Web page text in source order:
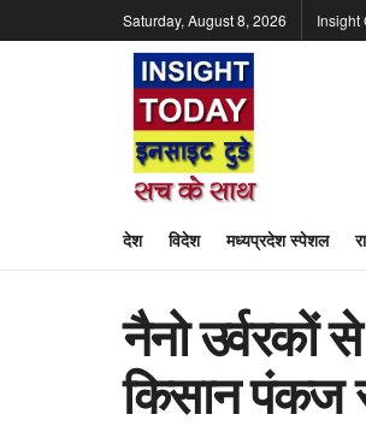
Saturday, August 8, 2026 Insight
देश विदेश मध्यप्रदेश स्पेशल
नैनो उर्वरकों
किसान पंकज